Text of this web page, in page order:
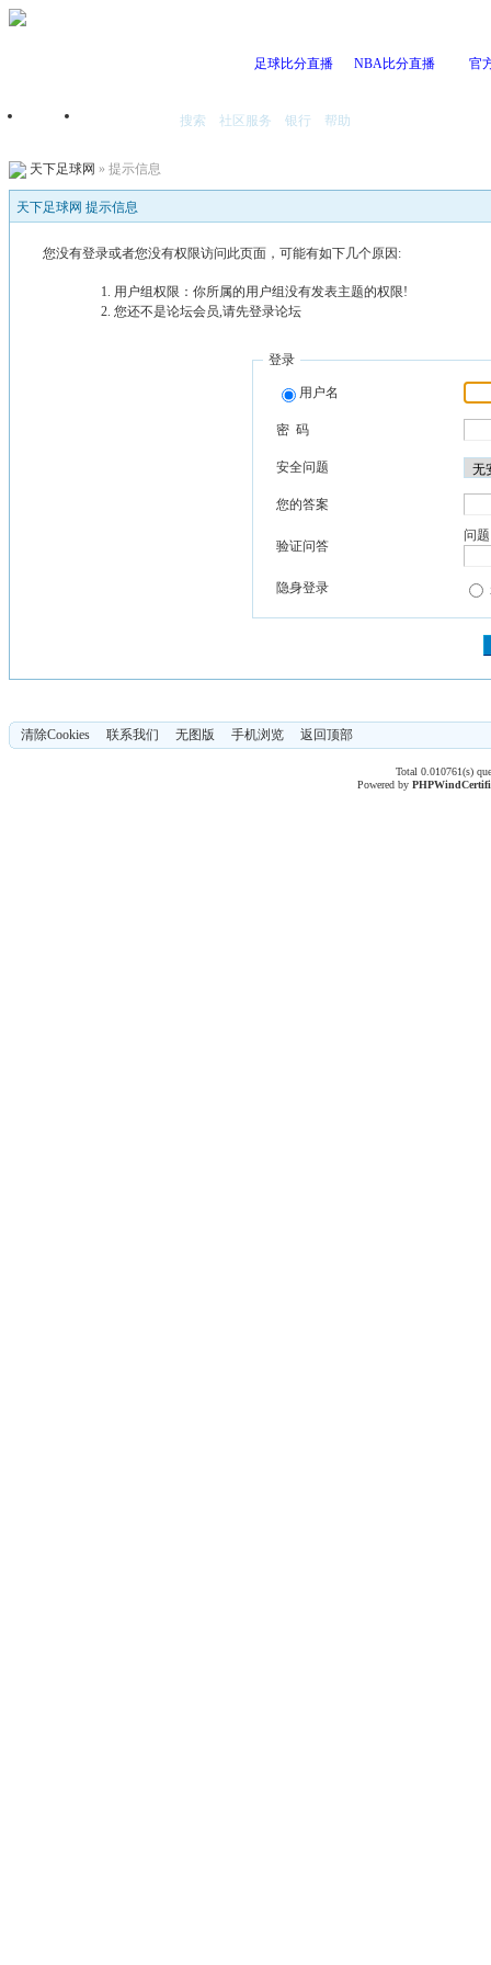
足球比分直播 NBA比分直播 官
首页 搜索 社区服务 银行 帮助
天下足球网 » 提示信息
天下足球网 提示信息
您没有登录或者您没有权限访问此页面，可能有如下几个原因:
用户组权限：你所属的用户组没有发表主题的权限!
您还不是论坛会员,请先登录论坛
登录
用户名
密 码
安全问题
您的答案
验证问答
问
隐身登录
清除Cookies 联系我们 无图版 手机浏览 返回顶部
Total 0.010761(s)
Powered byPHPWind